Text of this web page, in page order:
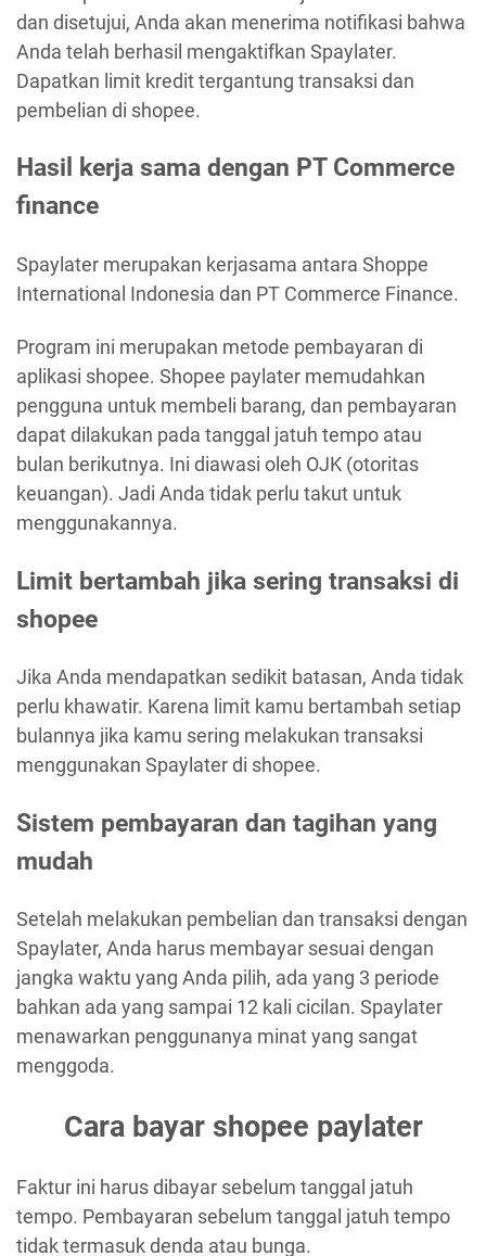
dan disetujui, Anda akan menerima notifikasi bahwa
Anda telah berhasil mengaktifkan Spaylater.
Dapatkan limit kredit tergantung transaksi dan
pembelian di shopee.
Hasil kerja sama dengan PT Commerce
finance
Spaylater merupakan kerjasama antara Shoppe
International Indonesia dan PT Commerce Finance.
Program ini merupakan metode pembayaran di
aplikasi shopee. Shopee paylater memudahkan
pengguna untuk membeli barang, dan pembayaran
dapat dilakukan pada tanggal jatuh tempo atau
bulan berikutnya. Ini diawasi oleh OJK (otoritas
keuangan). Jadi Anda tidak perlu takut untuk
menggunakannya.
Limit bertambah jika sering transaksi di
shopee
Jika Anda mendapatkan sedikit batasan, Anda tidak
perlu khawatir. Karena limit kamu bertambah setiap
bulannya jika kamu sering melakukan transaksi
menggunakan Spaylater di shopee.
Sistem pembayaran dan tagihan yang
mudah
Setelah melakukan pembelian dan transaksi dengan
Spaylater, Anda harus membayar sesuai dengan
jangka waktu yang Anda pilih, ada yang 3 periode
bahkan ada yang sampai 12 kali cicilan. Spaylater
menawarkan penggunanya minat yang sangat
menggoda.
Cara bayar shopee paylater
Faktur ini harus dibayar sebelum tanggal jatuh
tempo. Pembayaran sebelum tanggal jatuh tempo
tidak termasuk denda atau bunga.